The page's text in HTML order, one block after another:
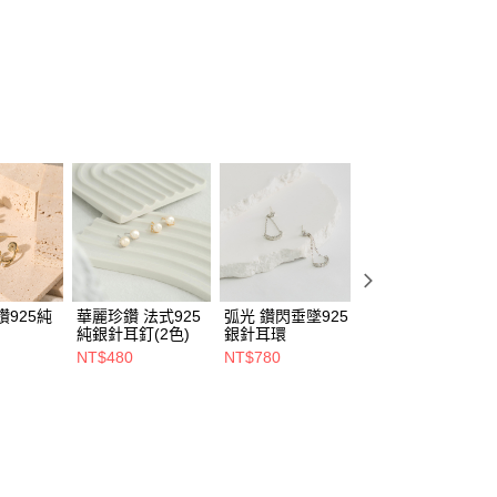
925純
華麗珍鑽 法式925
純銀針耳釘(2色)
NT$480
弧光 鑽閃垂墜925
銀針耳環
NT$780